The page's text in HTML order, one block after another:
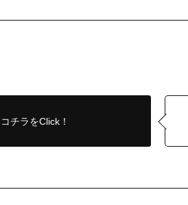
コチラをClick！